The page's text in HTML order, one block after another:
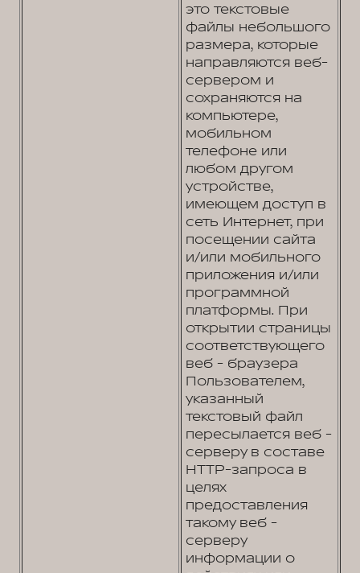
это текстовые
файлы небольшого
размера, которые
направляются веб-
сервером и
сохраняются на
компьютере,
мобильном
телефоне или
любом другом
устройстве,
имеющем доступ в
сеть Интернет, при
посещении сайта
и/или мобильного
приложения и/или
программной
платформы. При
открытии страницы
соответствующего
веб - браузера
Пользователем,
указанный
текстовый файл
пересылается веб -
серверу в составе
HTTP-запроса в
целях
предоставления
такому веб -
серверу
информации о